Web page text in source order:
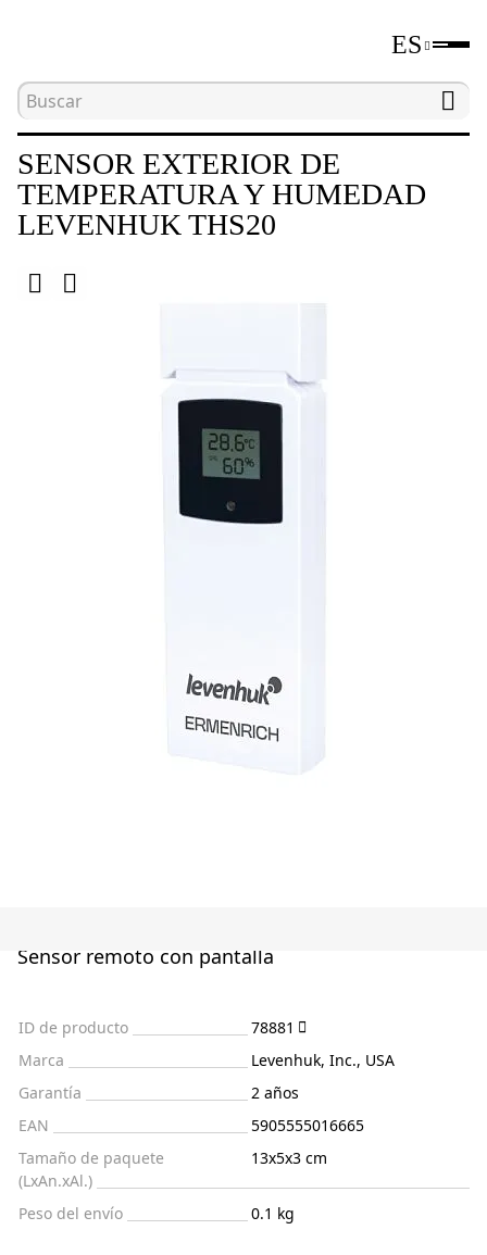
ES
Inicio
SENSOR EXTERIOR DE
TEMPERATURA Y HUMEDAD
LEVENHUK THS20
Sensor remoto con pantalla
ID de producto
78881
Marca
Levenhuk, Inc., USA
Garantía
2 años
EAN
5905555016665
Tamaño de paquete
(LxAn.xAl.)
13x5x3 cm
Peso del envío 0.1 kg